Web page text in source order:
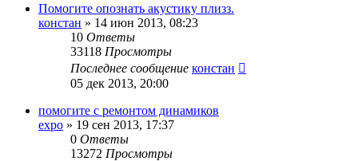
Помогите опознать акустику плизз.
констан » 14 июн 2013, 08:23
10 Ответы
33118 Просмотры
Последнее сообщение констан
05 дек 2013, 20:00
помогите с ремонтом динамиков
expo » 19 сен 2013, 17:37
0 Ответы
13272 Просмотры